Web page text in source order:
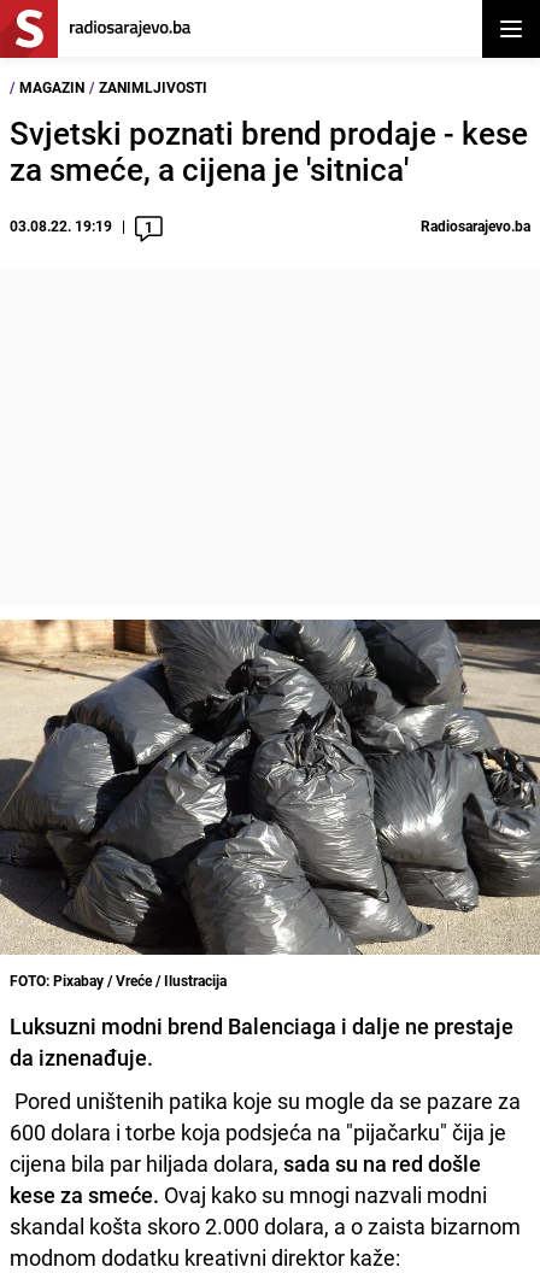
/ MAGAZIN / ZANIMLJIVOSTI
Svjetski poznati brend prodaje - kese
za smeće, a cijena je 'sitnica'
03.08.22. 19:19 1 Radiosarajevo.ba
FOTO: Pixabay / Vreće / Ilustracija
Luksuzni modni brend Balenciaga i dalje ne prestaje
da iznenađuje.
Pored uništenih patika koje su mogle da se pazare za
600 dolara i torbe koja podsjeća na "pijačarku" čija je
cijena bila par hiljada dolara, sada su na red došle
kese za smeće. Ovaj kako su mnogi nazvali modni
skandal košta skoro 2.000 dolara, a o zaista bizarnom
modnom dodatku kreativni direktor kaže: